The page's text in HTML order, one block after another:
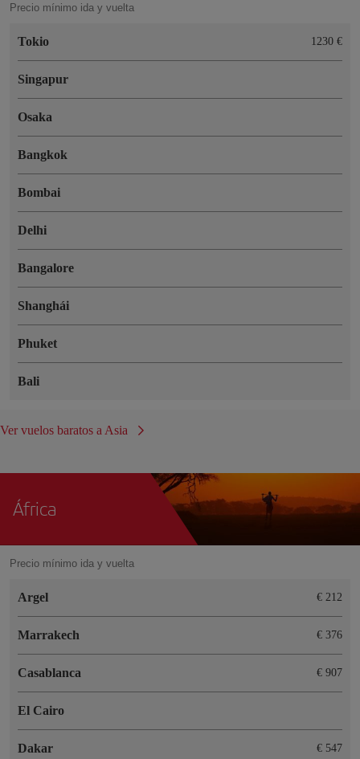
Precio mínimo ida y vuelta
Tokio 1230 €
Singapur
Osaka
Bangkok
Bombai
Delhi
Bangalore
Shanghái
Phuket
Bali
Ver vuelos baratos a Asia
África
Precio mínimo ida y vuelta
Argel € 212
Marrakech € 376
Casablanca € 907
El Cairo
Dakar € 547